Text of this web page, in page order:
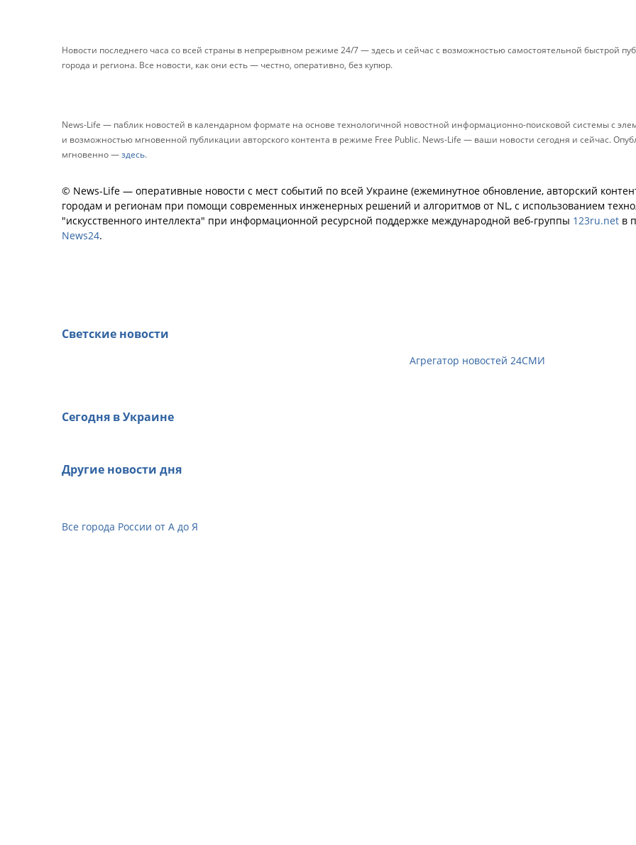
Новости последнего часа со всей страны в непрерывном режиме 24/7 — здесь и сейчас с возможностью самостоятельной быстрой
города и региона. Все новости, как они есть — честно, оперативно, без купюр.
News-Life — паблик новостей в календарном формате на основе технологичной новостной информационно-поисковой системы с
и возможностью мгновенной публикации авторского контента в режиме Free Public. News-Life — ваши новости сегодня и сейчас.
мгновенно —здесь.
© News-Life — оперативные новости с мест событий по всей Украине (ежеминутное обновление, авторский
городам и регионам при помощи современных инженерных решений и алгоритмов от NL, с использованием
"искусственного интеллекта" при информационной ресурсной поддержке международной веб-группы 123ru.net в
News24.
Светские новости
Агрегатор новостей 24СМИ
Сегодня в Украине
Другие новости дня
Все города России от А до Я